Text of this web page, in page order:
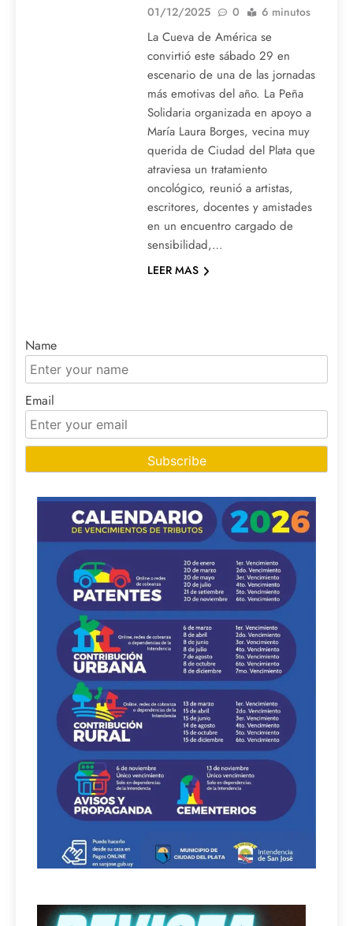
01/12/2025
0 6 minutos
La Cueva de América se
convirtió este sábado 29 en
escenario de una de las jornadas
más emotivas del año. La Peña
Solidaria organizada en apoyo a
María Laura Borges, vecina muy
querida de Ciudad del Plata que
atraviesa un tratamiento
oncológico, reunió a artistas,
escritores, docentes y amistades
en un encuentro cargado de
sensibilidad,…
LEER MAS
Name
Email